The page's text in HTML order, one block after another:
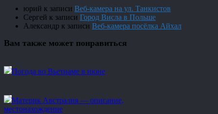
юрий к записи Веб-камера на ул. Танкистов
Сергей к записи Город Висла в Польше
Александр к записи Веб-камера посёлка Айхал
Вам также может понравиться
Погода во Вьетнаме в июне
Материк Австралия — описание,
местонахождение